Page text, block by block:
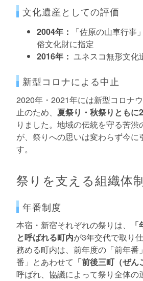
文化遺産としての評価
2004年：
「佐原の山車行事
俗文化財に指定
2016年： ユネスコ無形文化
新型コロナによる中止
2020年・2021年には新型コロナ
止のため、 夏祭り・秋祭りともに
りました。地域の伝統を守る苦渋
が、祭りへの思いは変わらず今に
す。
祭りを支える組織体
年番制度
本宿・新宿それぞれの祭りは、
と呼ばれる町内が3年交代で取り
務める町内は、前年度の「前年番
番」とあわせて 「前後三町（ぜん
呼ばれ、協議によって祭り全体の